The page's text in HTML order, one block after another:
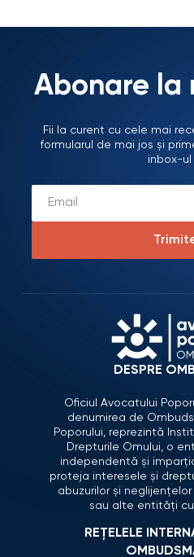
Abonare la
Fii la curent cu cele mai
formularul de mai jos și
inbox-ul
DESPRE
Oficiul Avocatului
denumirea de
Poporului, reprezintă
Drepturile Omului, o
independentă și
proteja interesele și
abuzurilor și
sau alte entități
REȚELELE